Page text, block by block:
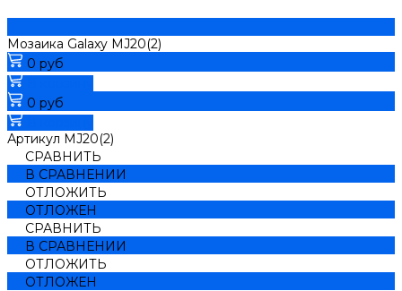
Мозаика Galaxy MJ20(2)
0 руб
0 руб
Артикул MJ20(2)
СРАВНИТЬ
В СРАВНЕНИИ
ОТЛОЖИТЬ
ОТЛОЖЕН
СРАВНИТЬ
В СРАВНЕНИИ
ОТЛОЖИТЬ
ОТЛОЖЕН